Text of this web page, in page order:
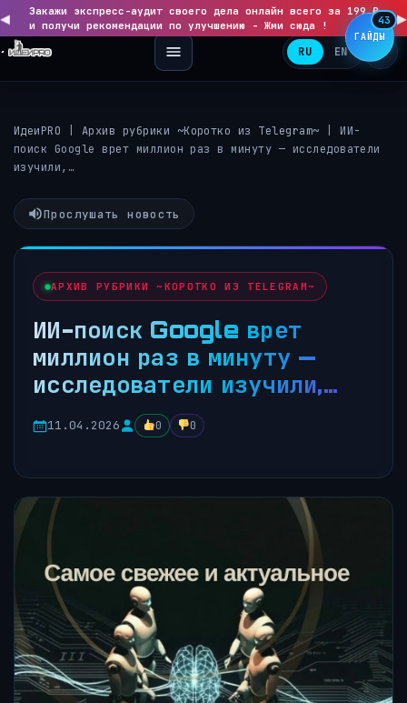
◀
Закажи экспресс-аудит своего дела онлайн всего за 199 ₽
и получи рекомендации по улучшению - Жми сюда !
▶
RU EN
ИдеиPRO Архив рубрики ~Коротко из Telegram~
ИИ-
поиск Google врет миллион раз в минуту — исследователи
изучили,…
Прослушать новость
АРХИВ РУБРИКИ ~КОРОТКО ИЗ TELEGRAM~
ИИ-поиск Google врет
миллион раз в минуту —
исследователи изучили,…
11.04.2026 0 0
ГАЙДЫ
43